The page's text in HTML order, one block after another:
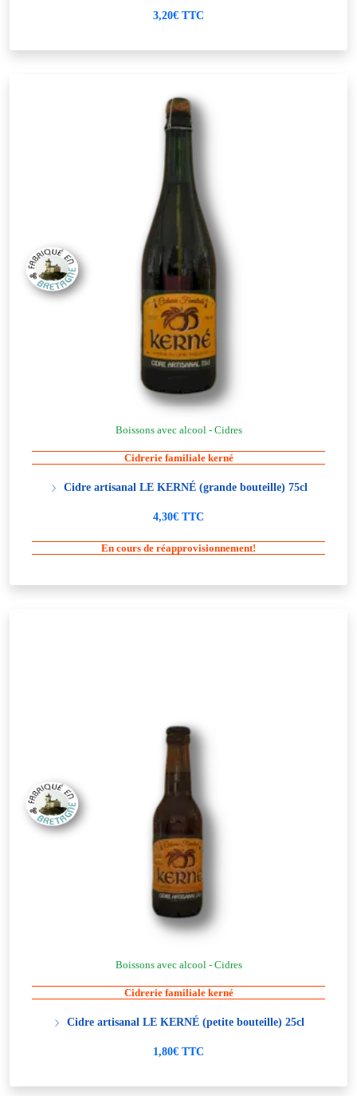
3,20€ TTC
Boissons avec alcool - Cidres
Cidrerie familiale kerné
Cidre artisanal LE KERNÉ (grande bouteille) 75cl
4,30€ TTC
En cours de réapprovisionnement!
Boissons avec alcool - Cidres
Cidrerie familiale kerné
Cidre artisanal LE KERNÉ (petite bouteille) 25cl
1,80€ TTC